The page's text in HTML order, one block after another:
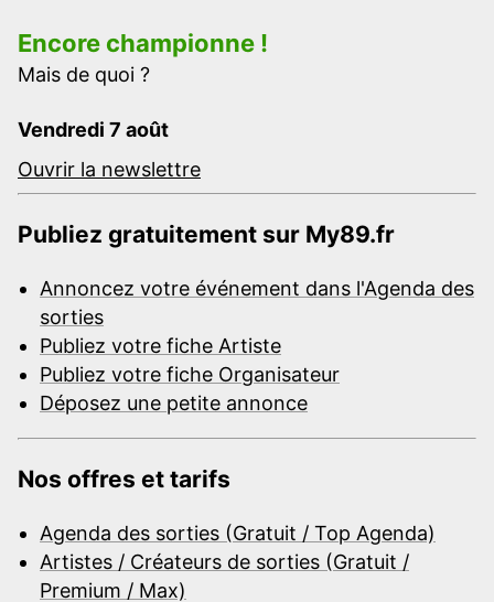
Encore championne !
Mais de quoi ?
Vendredi 7 août
Ouvrir la newslettre
Publiez gratuitement sur My89.fr
Annoncez votre événement dans l'Agenda des
sorties
Publiez votre fiche Artiste
Publiez votre fiche Organisateur
Déposez une petite annonce
Nos offres et tarifs
Agenda des sorties (Gratuit / Top Agenda)
Artistes / Créateurs de sorties (Gratuit /
Premium / Max)